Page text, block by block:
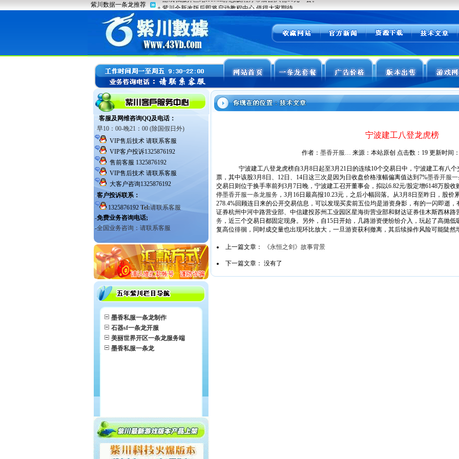
墨香私服一条龙制作
石器sf一条龙开服
美丽世界开区一条龙服务端
墨香私服一条龙
宁波建工八登龙虎榜
作者： 墨香开服… 来源：本站原创 点击数： 19 更新时间
宁波建工八登龙虎榜自3月8日起至3月21日的连续10个交易日中，宁波建工有八个
票，其中该股3月8日、12日、14日这三次是因为日收盘价格涨幅偏离值达到7%墨香开服
交易日则位于换手率前列3月7日晚，宁波建工召开董事会，拟以6.82元/股定增6148万股
停墨香开服一条龙服务 ，3月16日最高报10.23元，之后小幅回落。从3月8日至昨日，股价
278.4%回顾连日来的公开交易信息，可以发现买卖前五位均是游资身影，有的一闪即逝
证券杭州中河中路营业部、中信建投苏州工业园区星海街营业部和财达证券佳木斯西林路
务 ，近三个交易日都固定现身。另外，自15日开始，几路游资便纷纷介入，玩起了高抛
复高位徘徊，同时成交量也出现环比放大，一旦游资获利撤离，其后续操作风险可能陡然
上一篇文章： 《永恒之剑》故事背景
下一篇文章： 没有了